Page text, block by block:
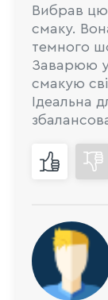
Вибрав цю
смаку.
темного
Заварюю у
смакую
Ідеальна